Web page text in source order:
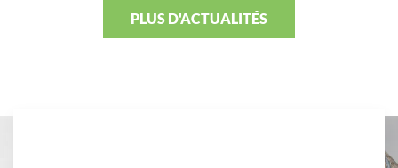
PLUS D'ACTUALITÉS